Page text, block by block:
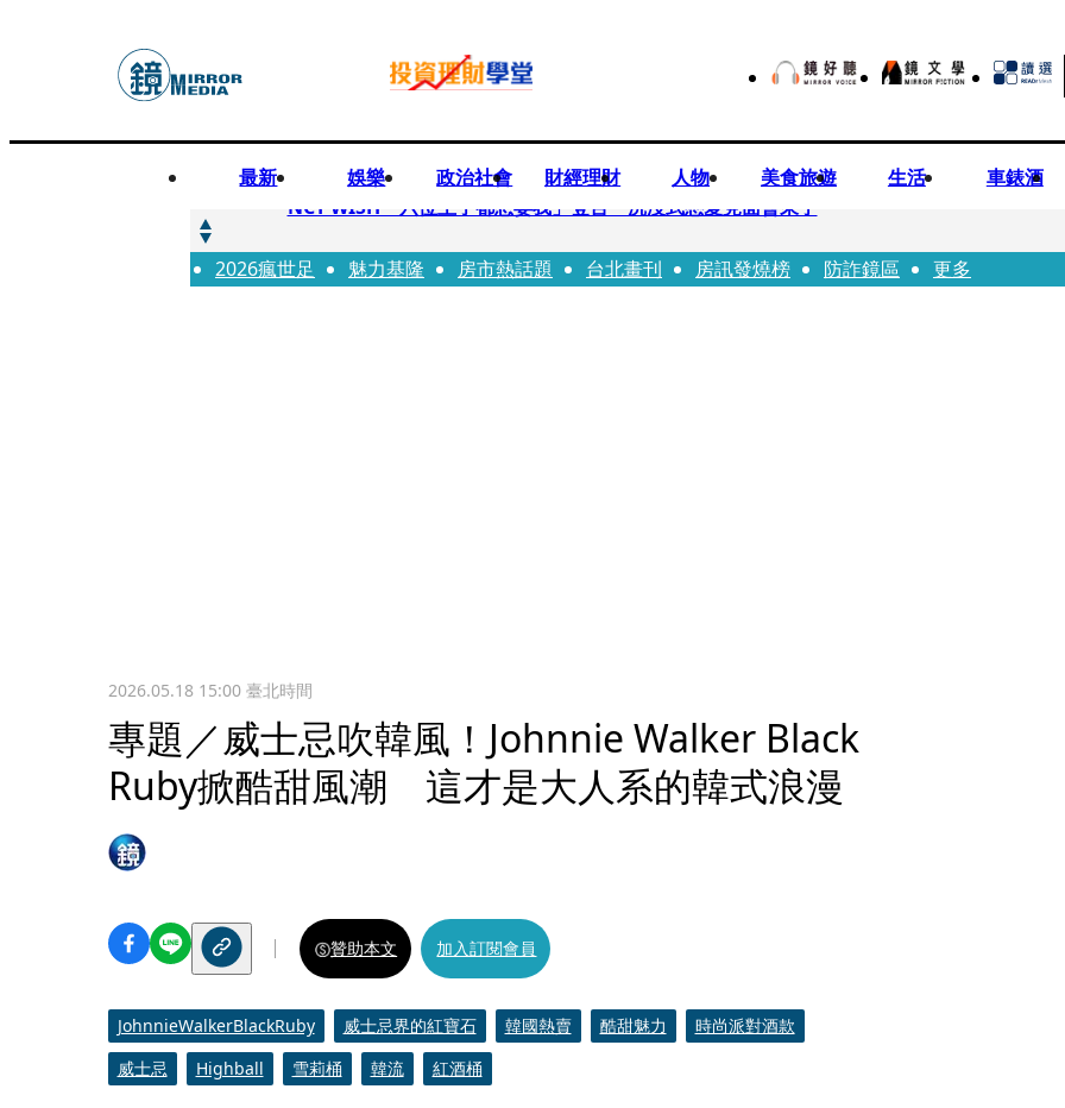
最新 娛樂 政治社會 財經理財 人物 美食旅遊 生活 車錶酒
快訊
NCT WISH「六位王子都想娶我」登台 沉浸式戀愛見面會來了
快訊
杜絕洗產地疑慮 張嘉郡堅持農產原料「標示原產國」入法
2026瘋世足 魅力基隆 房市熱話題 台北畫刊 房訊發燒榜 防詐鏡區 更多
2026.05.18 15:00臺北時間
專題／威士忌吹韓風！Johnnie Walker Black
Ruby掀酷甜風潮 這才是大人系的韓式浪漫
贊助本文 加入訂閱會員
JohnnieWalkerBlackRuby 威士忌界的紅寶石 韓國熱賣 酷甜魅力
時尚派對酒款
威士忌
Highball 雪莉桶 韓流 紅酒桶